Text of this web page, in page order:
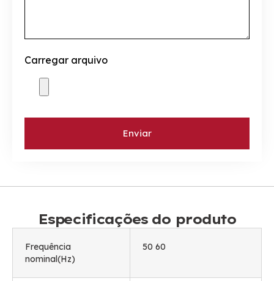
Carregar arquivo
Enviar
Especificações do produto
Frequência
nominal(Hz)
50 60